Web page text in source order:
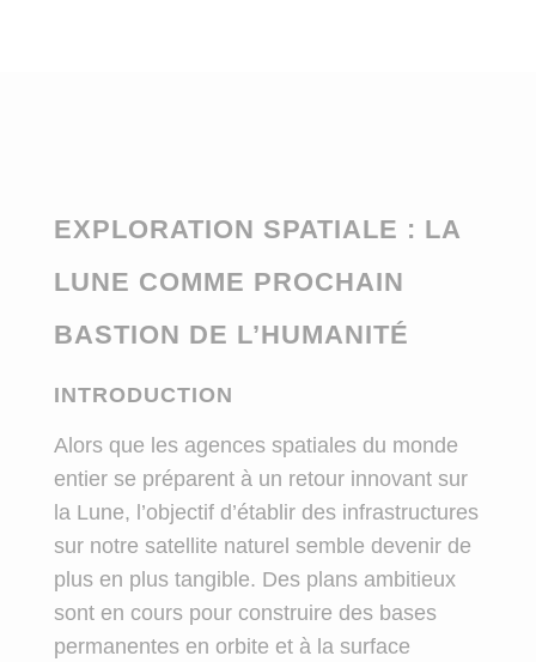
EXPLORATION SPATIALE : LA
LUNE COMME PROCHAIN
BASTION DE L’HUMANITÉ
INTRODUCTION
Alors que les agences spatiales du monde
entier se préparent à un retour innovant sur
la Lune, l’objectif d’établir des infrastructures
sur notre satellite naturel semble devenir de
plus en plus tangible. Des plans ambitieux
sont en cours pour construire des bases
permanentes en orbite et à la surface